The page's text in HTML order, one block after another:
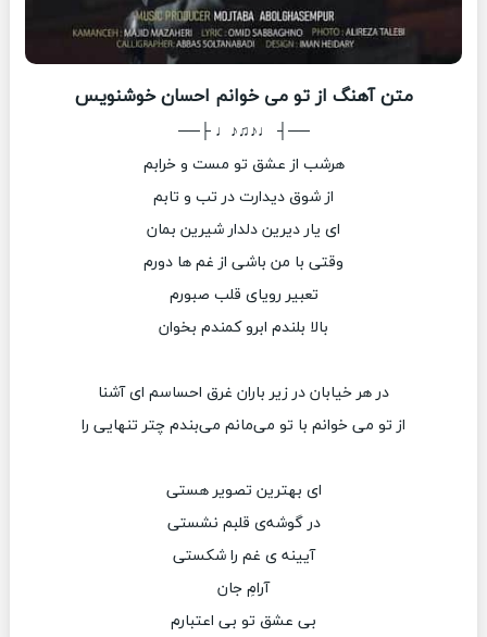
متن آهنگ از تو می خوانم احسان خوشنویس
──┤ ♩♪♫♪♩ ├──
هرشب از عشق تو مست و خرابم
از شوق دیدارت در تب و تابم
ای یار دیرین دلدار شیرین بمان
وقتی با من باشی از غم ها دورم
تعبیر رویای قلب صبورم
بالا بلندم ابرو کمندم بخوان
در هر خیابان در زیر باران غرق احساسم ای آشنا
از تو می خوانم با تو می‌مانم می‌بندم چتر تنهایی را
ای بهترین تصویر هستی
در گوشه‌ی قلبم نشستی
آیینه ی غم را شکستی
آرامِ جان
بی عشق تو بی اعتبارم